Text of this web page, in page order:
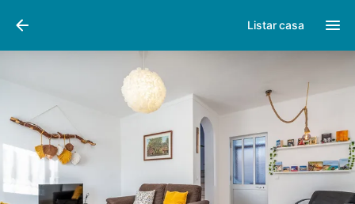
Listar casa
Fotos